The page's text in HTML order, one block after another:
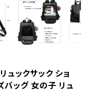
ュックサック ショ
ッグ 女の子 リュ